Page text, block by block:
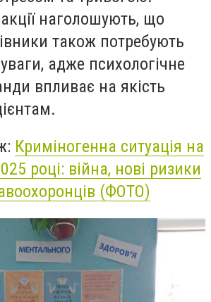
наголошують, що
також потребують
адже психологічне
впливає на якість
Криміногенна ситуація на
році: війна, нові ризики
(ФОТО)